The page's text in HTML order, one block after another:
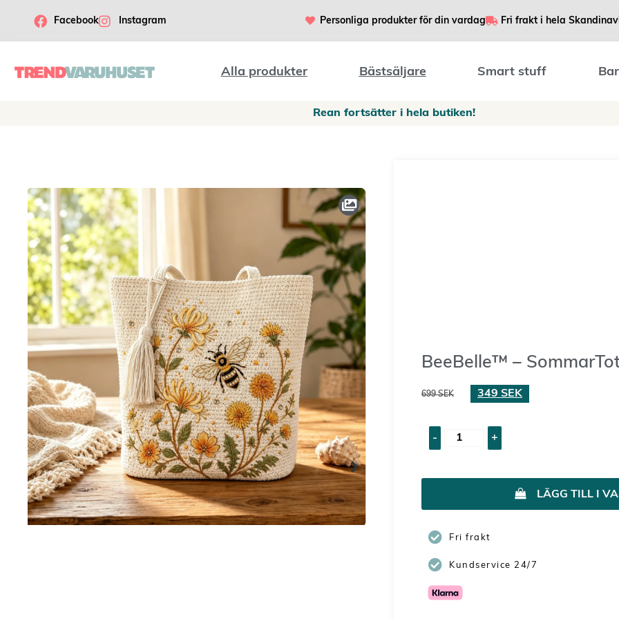
Facebook Instagram Personliga produkter för din vardag Fri frakt i hela
Alla produkter Bästsäljare Smart stuff
Rean fortsätter i hela butiken!
BeeBelle™ –
699SEK 349 SEK
- +
LÄGG TILL I
Fri frakt
Kundservice 24/7